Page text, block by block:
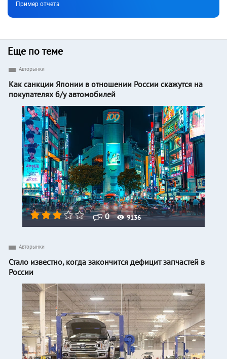
Пример отчета
Еще по теме
0 9136
Авторынки
Как санкции Японии в отношении России скажутся на
покупателях б/у автомобилей
Авторынки
Стало известно, когда закончится дефицит запчастей в
России